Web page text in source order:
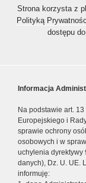
Strona korzysta z
Polityką
dostępu
Informacja
Na podstawie art.
Europejskiego i
sprawie ochrony
osobowych i w
uchylenia dyrektywy
danych), Dz. U. UE.
informuję: